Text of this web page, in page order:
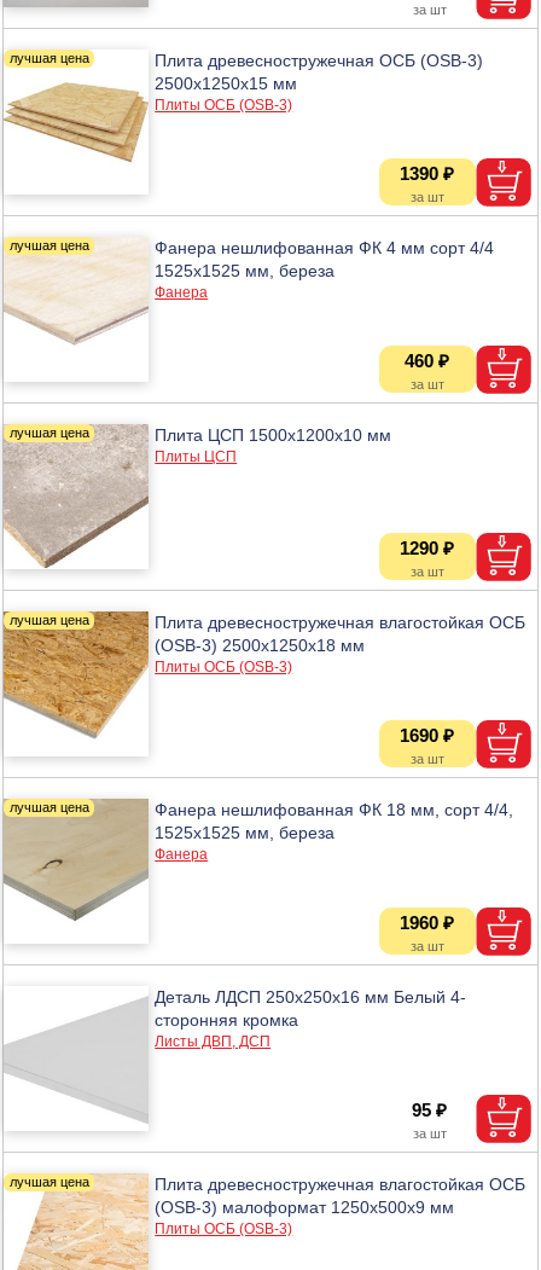
Плита древесностружечная ОСБ (OSB-3)
2500x1250x15 мм
Плиты ОСБ (OSB-3)
1390 ₽
Фанера нешлифованная ФК 4 мм сорт 4/4
1525х1525 мм, береза
Фанера
460 ₽
Плита ЦСП 1500х1200х10 мм
Плиты ЦСП
1290 ₽
Плита древесностружечная влагостойкая ОСБ
(OSB-3) 2500x1250x18 мм
Плиты ОСБ (OSB-3)
1690 ₽
Фанера нешлифованная ФК 18 мм, сорт 4/4,
1525х1525 мм, береза
Фанера
1960 ₽
Деталь ЛДСП 250х250х16 мм Белый 4-
сторонняя кромка
Листы ДВП, ДСП
95 ₽
Плита древесностружечная влагостойкая ОСБ
(OSB-3) малоформат 1250х500х9 мм
Плиты ОСБ (OSB-3)